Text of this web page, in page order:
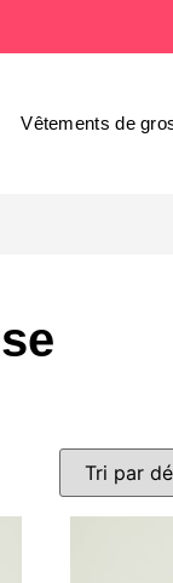
Vêtements de